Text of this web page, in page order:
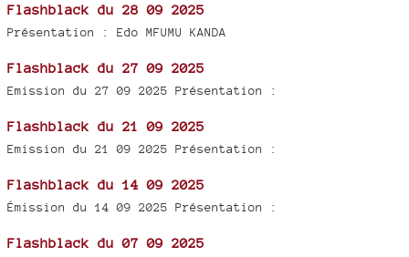
Flashblack du 28 09 2025
Présentation : Edo MFUMU KANDA
Flashblack du 27 09 2025
Emission du 27 09 2025 Présentation :
Flashblack du 21 09 2025
Emission du 21 09 2025 Présentation :
Flashblack du 14 09 2025
Émission du 14 09 2025 Présentation :
Flashblack du 07 09 2025